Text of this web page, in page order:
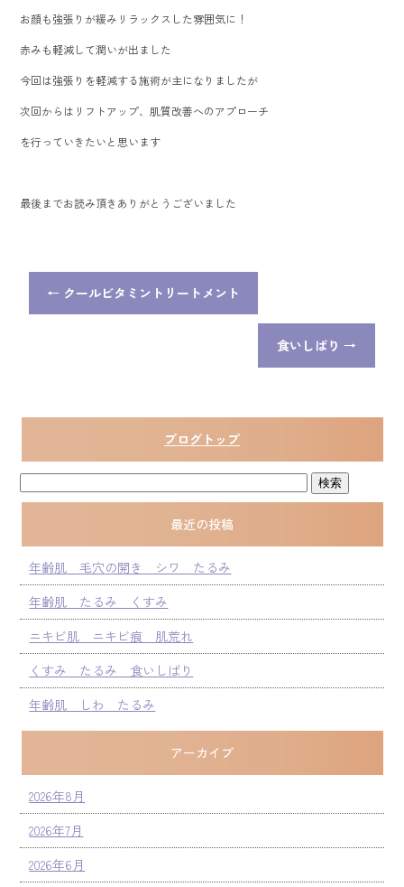
お顔も強張りが緩みリラックスした雰囲気に！
赤みも軽減して潤いが出ました
今回は強張りを軽減する施術が主になりましたが
次回からはリフトアップ、肌質改善へのアプローチ
を行っていきたいと思います
最後までお読み頂きありがとうございました
← クールビタミントリートメント
食いしばり →
ブログトップ
最近の投稿
年齢肌 毛穴の開き シワ たるみ
年齢肌 たるみ くすみ
ニキビ肌 ニキビ痕 肌荒れ
くすみ たるみ 食いしばり
年齢肌 しわ たるみ
アーカイブ
2026年8月
2026年7月
2026年6月